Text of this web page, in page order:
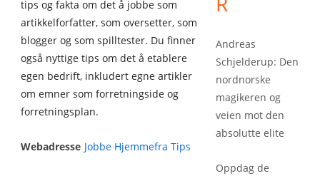
tips og fakta om det å jobbe som
artikkelforfatter, som oversetter, som
blogger og som spilltester. Du finner
også nyttige tips om det å etablere
egen bedrift, inkludert egne artikler
om emner som forretningside og
forretningsplan.
Webadresse Jobbe Hjemmefra Tips
Andreas
Schjelderup: Den
nordnorske
magikeren og
veien mot den
absolutte elite
Oppdag de